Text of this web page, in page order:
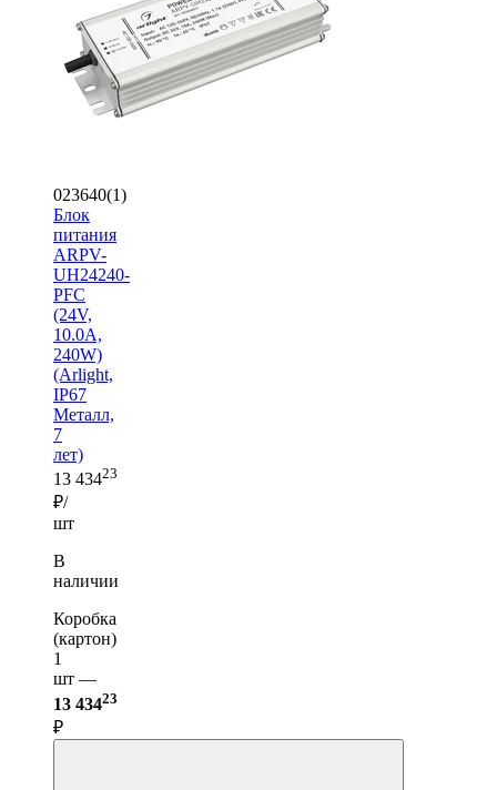
023640(1)
Блок
питания
ARPV-
UH24240-
PFC
(24V,
10.0A,
240W)
(Arlight,
IP67
Металл,
7
лет)
13 43423
₽/
шт
В
наличии
Коробка
(картон)
1
шт —
13 43423
₽